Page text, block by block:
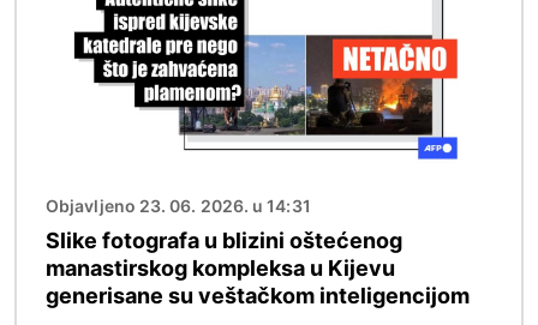
Objavljeno 23. 06. 2026. u 14:31
Slike fotografa u blizini oštećenog
manastirskog kompleksa u Kijevu
generisane su veštačkom inteligencijom